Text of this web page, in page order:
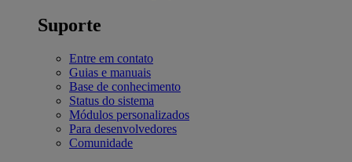
Suporte
Entre em contato
Guias e manuais
Base de conhecimento
Status do sistema
Módulos personalizados
Para desenvolvedores
Comunidade